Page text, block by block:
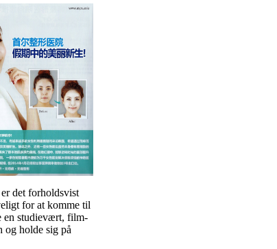
det forholdsvist
for at komme til
en studievært, film-
og holde sig på